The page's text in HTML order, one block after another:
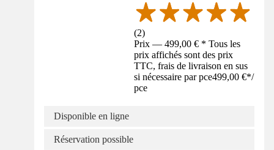
(2)
Prix — 499,00 € * Tous les
prix affichés sont des prix
TTC, frais de livraison en sus
si nécessaire par pce499,00 €*/
pce
Disponible en ligne
Réservation possible